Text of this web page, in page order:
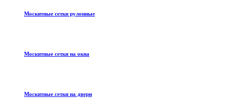
Москитные сетки рулонные
Москитные сетки на окна
Москитные сетки на двери